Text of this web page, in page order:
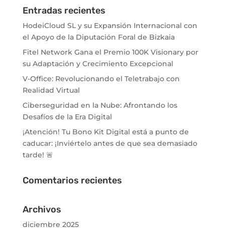
Entradas recientes
HodeiCloud SL y su Expansión Internacional con
el Apoyo de la Diputación Foral de Bizkaia
Fitel Network Gana el Premio 100K Visionary por
su Adaptación y Crecimiento Excepcional
V-Office: Revolucionando el Teletrabajo con
Realidad Virtual
Ciberseguridad en la Nube: Afrontando los
Desafíos de la Era Digital
¡Atención! Tu Bono Kit Digital está a punto de
caducar: ¡Inviértelo antes de que sea demasiado
tarde! 🚨
Comentarios recientes
Archivos
diciembre 2025